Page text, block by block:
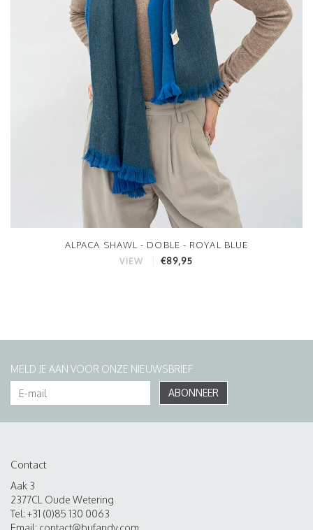
ALPACA SHAWL - DOBLE - ROYAL BLUE
VIEW €89,95
MELD JE AAN VOOR ONZE NIEUWSBRIEF
ABONNEER
Contact
Aak 3
2377CL Oude Wetering
Tel: +31 (0)85 130 0063
Email: contact@bufandy.com